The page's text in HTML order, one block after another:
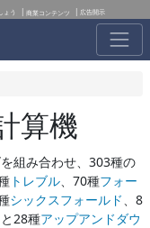
ょう 商業コンテンツ 広告開示
算機
組み合わせ、303種の
トレブル 、70種フォー
シックスフォールド
、8
と28種アップアンドダウ